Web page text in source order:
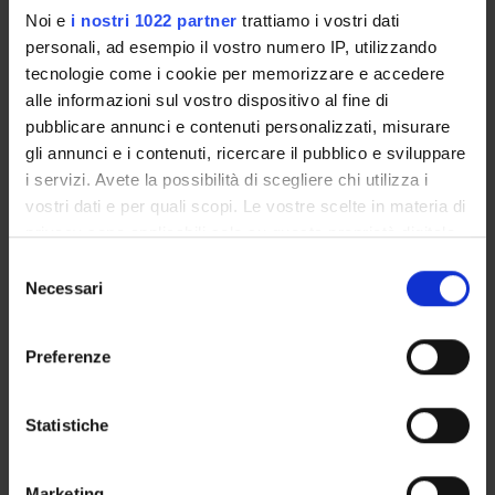
Noi e i nostri 1022 partner trattiamo i vostri dati
personali, ad esempio il vostro numero IP, utilizzando
tecnologie come i cookie per memorizzare e accedere
alle informazioni sul vostro dispositivo al fine di
pubblicare annunci e contenuti personalizzati, misurare
gli annunci e i contenuti, ricercare il pubblico e sviluppare
i servizi. Avete la possibilità di scegliere chi utilizza i
vostri dati e per quali scopi. Le vostre scelte in materia di
privacy sono applicabili solo su questa proprietà digitale
modificare o revocare il proprio consenso in qualsiasi
momento dalla Dichiarazione sui cookie o facendo clic
raccogliere informazioni sulla tua posizione
geografica, con un'approssimazione di qualche
delNecessari
Preferenze
Statistiche
frammenta il linguaggio fino a renderlo irriconoscibile.
PROJECT PARTICIPANTS
Simona Brunetti
Associate Professor
Monica Cristini
Teaching Assistant
Andrea Cominetti